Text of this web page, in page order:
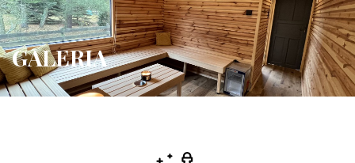
GALERIA